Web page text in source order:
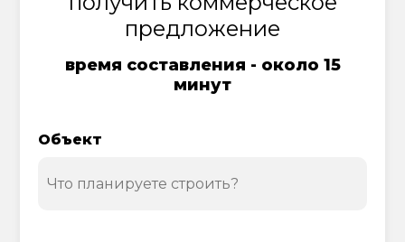
предложение
время составления - около 15
минут
Объект